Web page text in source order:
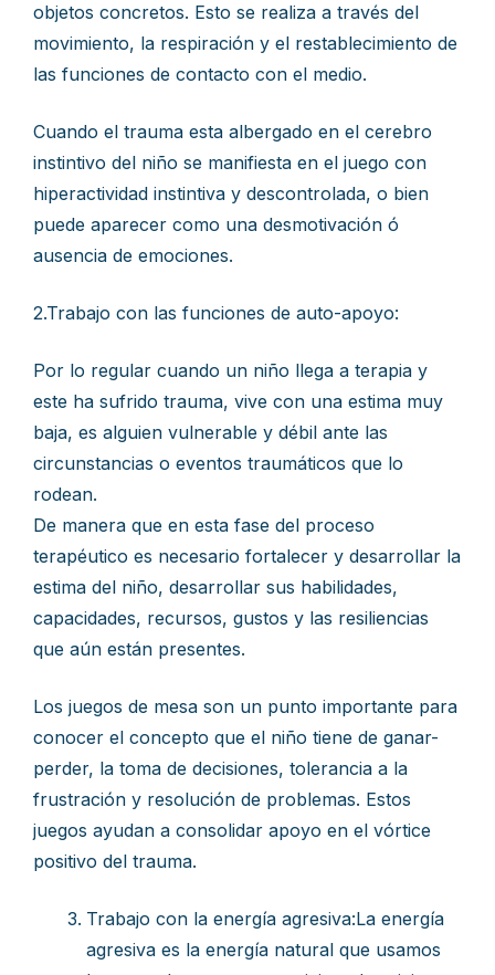
objetos concretos. Esto se realiza a través del
movimiento, la respiración y el restablecimiento de
las funciones de contacto con el medio.
Cuando el trauma esta albergado en el cerebro
instintivo del niño se manifiesta en el juego con
hiperactividad instintiva y descontrolada, o bien
puede aparecer como una desmotivación ó
ausencia de emociones.
2.Trabajo con las funciones de auto-apoyo:
Por lo regular cuando un niño llega a terapia y
este ha sufrido trauma, vive con una estima muy
baja, es alguien vulnerable y débil ante las
circunstancias o eventos traumáticos que lo
rodean.
De manera que en esta fase del proceso
terapéutico es necesario fortalecer y desarrollar la
estima del niño, desarrollar sus habilidades,
capacidades, recursos, gustos y las resiliencias
que aún están presentes.
Los juegos de mesa son un punto importante para
conocer el concepto que el niño tiene de ganar-
perder, la toma de decisiones, tolerancia a la
frustración y resolución de problemas. Estos
juegos ayudan a consolidar apoyo en el vórtice
positivo del trauma.
Trabajo con la energía agresiva:La energía
agresiva es la energía natural que usamos